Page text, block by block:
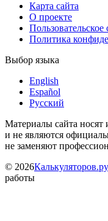
Карта сайта
О проекте
Пользовательское
Политика
Выбор языка
English
Español
Русский
Материалы сайта носят
и не являются
не заменяют
© 2026Калькуляторов.ру
работы